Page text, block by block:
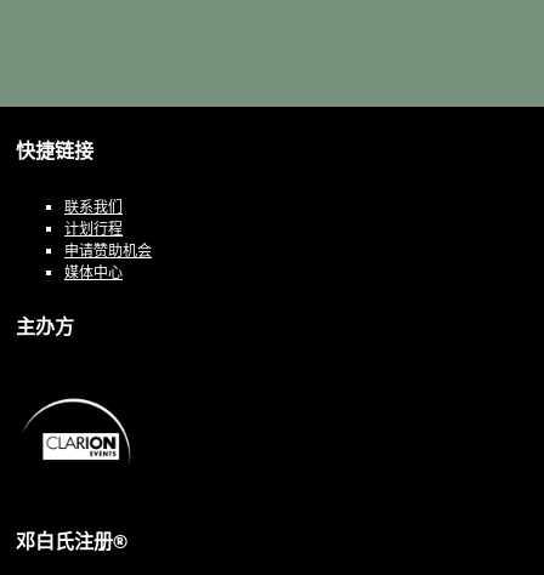
快捷链接
联系我们
计划行程
申请赞助机会
媒体中心
主办方
邓白氏注册®